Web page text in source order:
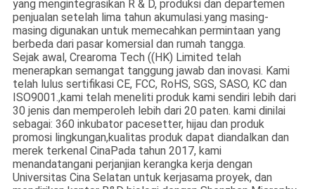
yang mengintegrasikan R & D, produksi dan departemen
penjualan setelah lima tahun akumulasi.yang masing-
masing digunakan untuk memecahkan permintaan yang
berbeda dari pasar komersial dan rumah tangga.
Sejak awal, Crearoma Tech ((HK) Limited telah
menerapkan semangat tanggung jawab dan inovasi. Kami
telah lulus sertifikasi CE, FCC, RoHS, SGS, SASO, KC dan
ISO9001.,kami telah meneliti produk kami sendiri lebih dari
30 jenis dan memperoleh lebih dari 20 paten. kami dinilai
sebagai: 360 inkubator pacesetter, hijau dan produk
promosi lingkungan,kualitas produk dapat diandalkan dan
merek terkenal CinaPada tahun 2017, kami
menandatangani perjanjian kerangka kerja dengan
Universitas Cina Selatan untuk kerjasama proyek, dan